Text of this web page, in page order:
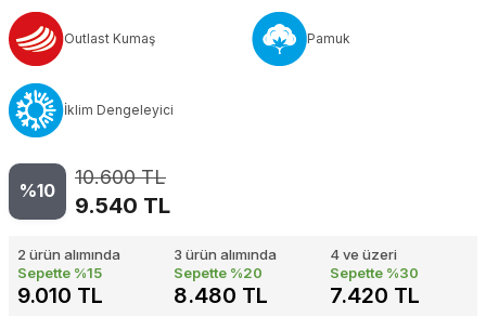
Outlast Kumaş Pamuk
İklim Dengeleyici
%10
10.600TL
9.540 TL
2 ürün alımında
Sepette %15
9.010 TL
3 ürün alımında
Sepette %20
8.480 TL
4 ve üzeri
Sepette %30
7.420 TL